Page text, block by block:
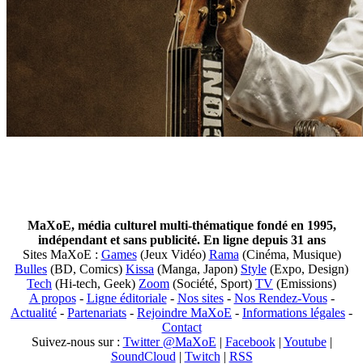
MaXoE, média culturel multi-thématique fondé en 1995,
indépendant et sans publicité. En ligne depuis 31 ans
Sites MaXoE : Games(Jeux Vidéo) Rama (Cinéma, Musique)
Bulles (BD, Comics) Kissa (Manga, Japon) Style (Expo, Design)
Tech (Hi-tech, Geek) Zoom (Société, Sport) TV (Emissions)
A propos- Ligne éditoriale- Nos sites- Nos Rendez-Vous-
Actualité - Partenariats - Rejoindre MaXoE - Informations légales -
Contact
Suivez-nous sur : Twitter @MaXoE | Facebook| Youtube|
SoundCloud | Twitch | RSS